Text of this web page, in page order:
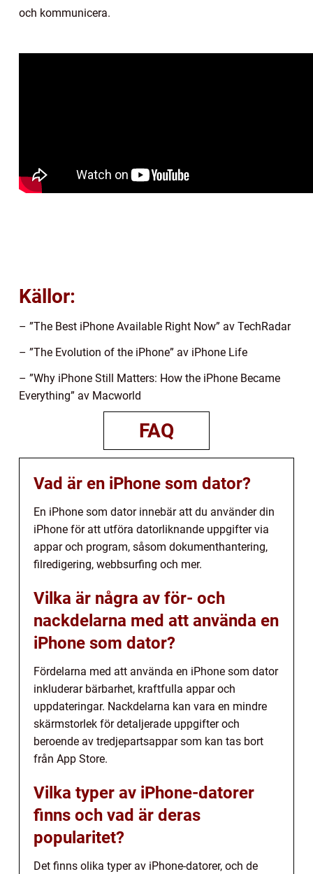
och kommunicera.
Källor:
– ”The Best iPhone Available Right Now” av TechRadar
– ”The Evolution of the iPhone” av iPhone Life
– ”Why iPhone Still Matters: How the iPhone Became
Everything” av Macworld
FAQ
Vad är en iPhone som dator?
En iPhone som dator innebär att du använder din
iPhone för att utföra datorliknande uppgifter via
appar och program, såsom dokumenthantering,
filredigering, webbsurfing och mer.
Vilka är några av för- och
nackdelarna med att använda en
iPhone som dator?
Fördelarna med att använda en iPhone som dator
inkluderar bärbarhet, kraftfulla appar och
uppdateringar. Nackdelarna kan vara en mindre
skärmstorlek för detaljerade uppgifter och
beroende av tredjepartsappar som kan tas bort
från App Store.
Vilka typer av iPhone-datorer
finns och vad är deras
popularitet?
Det finns olika typer av iPhone-datorer, och de